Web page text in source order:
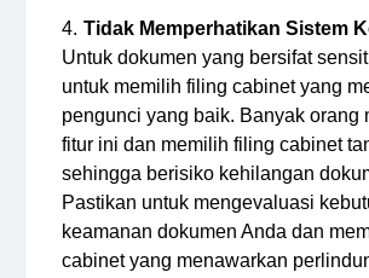
Tidak Memperhatikan Sistem
Untuk dokumen yang bersifat
untuk memilih filing cabinet yang
pengunci yang baik. Banyak orang
fitur ini dan memilih filing cabinet
sehingga berisiko kehilangan
Pastikan untuk mengevaluasi
keamanan dokumen Anda dan
cabinet yang menawarkan